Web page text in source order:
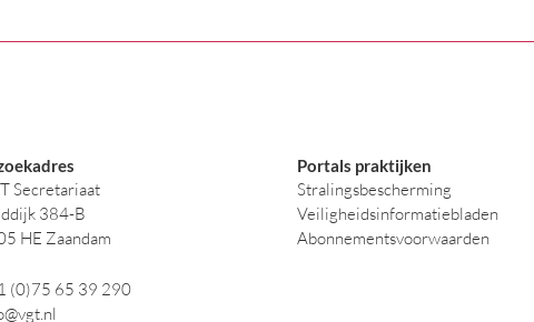
Secretariaat
384-B
HE Zaandam
(0)75 65 39 290
Portals praktijken
Stralingsbescherming
Veiligheidsinformatiebladen
Abonnementsvoorwaarden